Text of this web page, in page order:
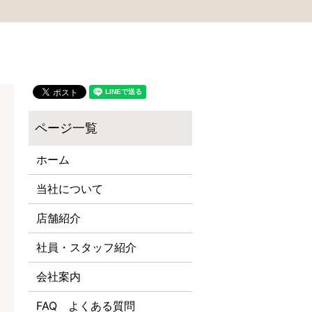
ホーム
当社について
店舗紹介
社員・スタッフ紹介
会社案内
FAQ よくある質問